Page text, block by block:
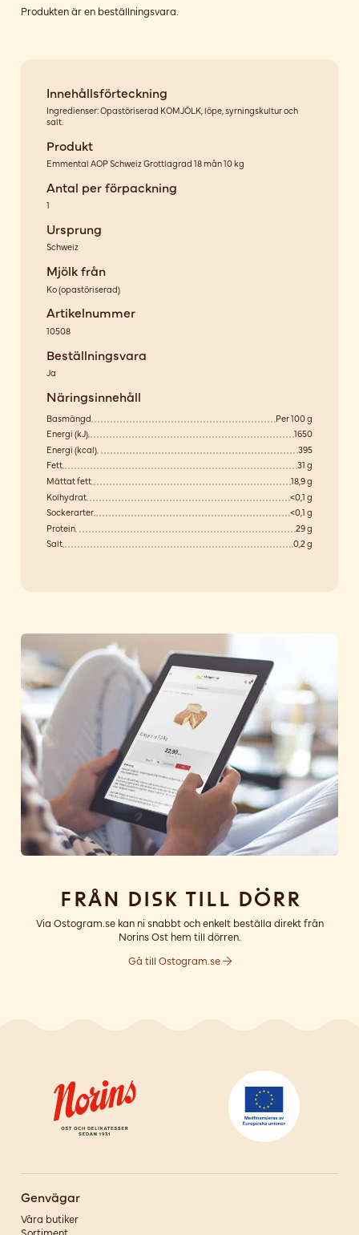
Produkten är en beställningsvara.
Innehållsförteckning
Ingredienser: Opastöriserad KOMJÖLK, löpe, syrningskultur och
salt.
Produkt
Emmental AOP Schweiz Grottlagrad 18 mån 10 kg
Antal per förpackning
1
Ursprung
Schweiz
Mjölk från
Ko(opastöriserad)
Artikelnummer
10508
Beställningsvara
Ja
Näringsinnehåll
Basmängd
Per 100 g
Energi (kJ)
1650
Energi (kcal)
395
Fett
31 g
Mättat fett
18,9 g
Kolhydrat
<0,1 g
Sockerarter
<0,1 g
Protein
29 g
Salt
0,2 g
Från disk till dörr
Via Ostogram.se kan ni snabbt och enkelt beställa direkt från
Norins Ost hem till dörren.
Gå till Ostogram.se
Genvägar
Våra butiker